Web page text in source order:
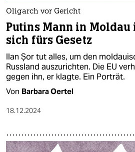
Oligarch vor Gericht
Putins Mann in
sich fürs Gesetz
Ilan Șor tut alles, um den
Russland auszurichten. Die EU
gegen ihn, er klagte. Ein Porträt.
Von Barbara Oertel
18.12.2024